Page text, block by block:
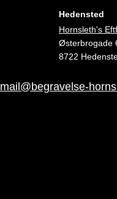
Hedensted
Hornsleth's Eftf.
Østerbrogade
8722
mail@begravelse-